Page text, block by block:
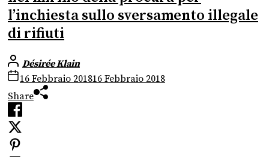
l’inchiesta sullo sversamento illegale
di rifiuti
Désirée Klain
16 Febbraio 201816 Febbraio 2018
Share